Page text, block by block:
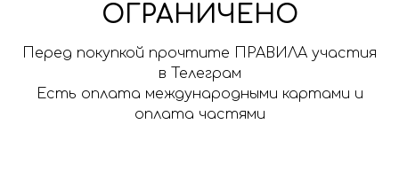
ОГРАНИЧЕНО
Перед покупкой прочтите ПРАВИЛА участия
в Телеграм
Есть оплата международными картами и
оплата частями